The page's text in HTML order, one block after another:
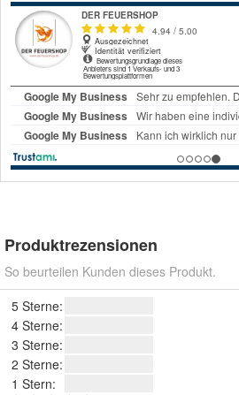
Produktrezensionen
So beurteilen Kunden dieses Produkt.
5 Sterne:
4 Sterne:
3 Sterne:
2 Sterne:
1 Stern: